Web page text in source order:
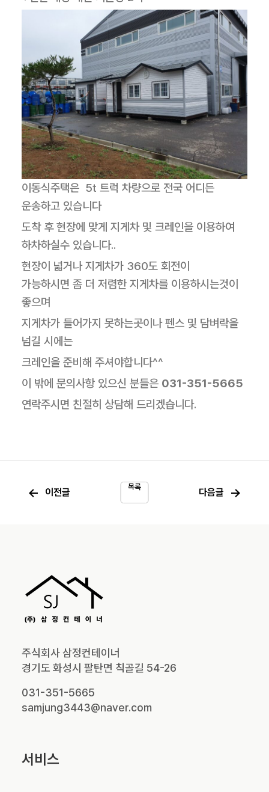
이동식주택은 5t 트럭 차량으로 전국 어디든
운송하고 있습니다
도착 후 현장에 맞게 지게차 및 크레인을 이용하여
하차하실수 있습니다..
현장이 넓거나 지게차가 360도 회전이
가능하시면 좀 더 저렴한 지게차를 이용하시는것이
좋으며
지게차가 들어가지 못하는곳이나 펜스 및 담벼락을
넘길 시에는
크레인을 준비해 주셔야합니다^^
이 밖에 문의사항 있으신 분들은 031-351-5665
연락주시면 친절히 상담해 드리겠습니다.
목록
← 이전글 다음글 →
주식회사 삼정컨테이너
경기도 화성시 팔탄면 칙골길 54-26
031-351-5665
samjung3443@naver.com
서비스